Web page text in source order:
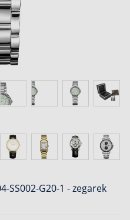
SS002-G20-1 - zegarek